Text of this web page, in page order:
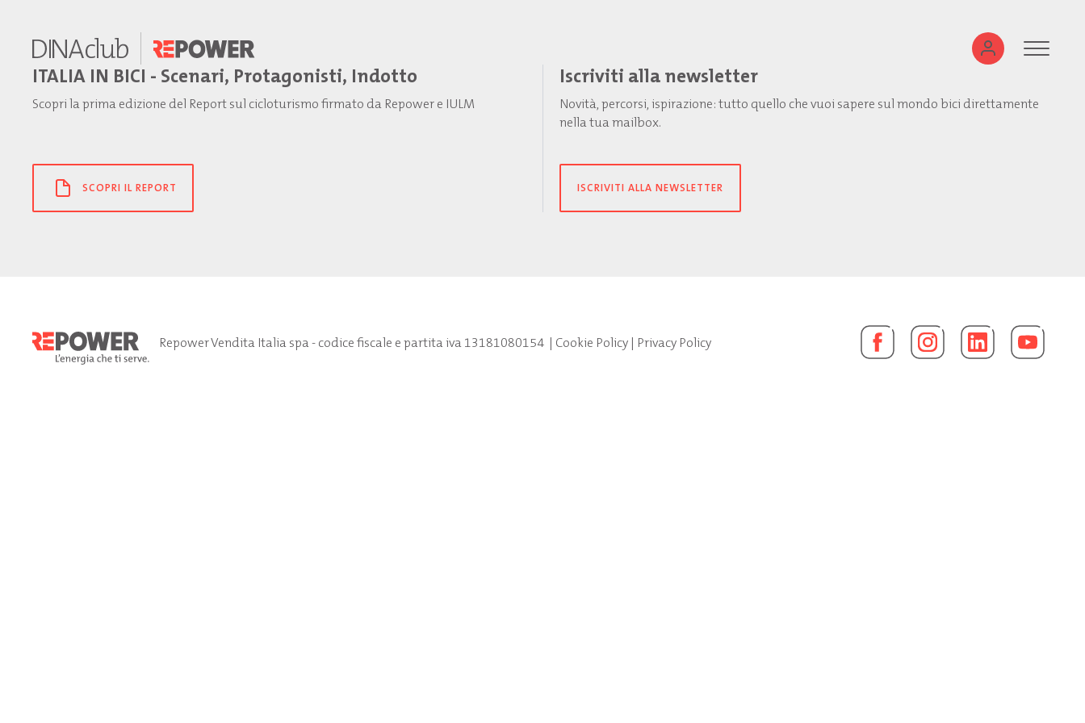
ITALIA IN BICI - Scenari, Protagonisti, Indotto
Scopri la prima edizione del Report sul cicloturismo firmato da Repower e IULM
SCOPRI IL REPORT
Iscriviti alla newsletter
Novità, percorsi, ispirazione: tutto quello che vuoi sapere sul mondo bici direttamente
nella tua mailbox.
ISCRIVITI ALLA NEWSLETTER
Repower Vendita Italia spa - codice fiscale e partita iva 13181080154| Cookie Policy| Privacy Policy